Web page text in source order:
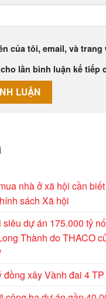
của tôi, email, và
lần bình luận kế tiếp
nhà ở xã hội cần
sách Xã hội
siêu dự án 175.000 tỷ
Thành do THACO
đồng xây Vành đai 4